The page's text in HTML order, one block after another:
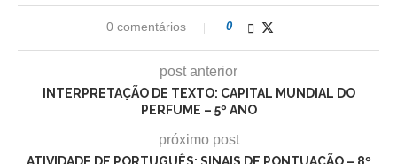
0 comentários 0
post anterior
INTERPRETAÇÃO DE TEXTO: CAPITAL MUNDIAL DO
PERFUME – 5º ANO
próximo post
ATIVIDADE DE PORTUGUÊS: SINAIS DE PONTUAÇÃO – 8º